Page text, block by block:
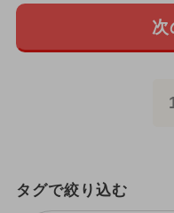
次
タグで絞り込む